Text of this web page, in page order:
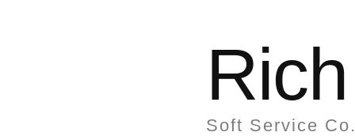
Rich
Soft Service